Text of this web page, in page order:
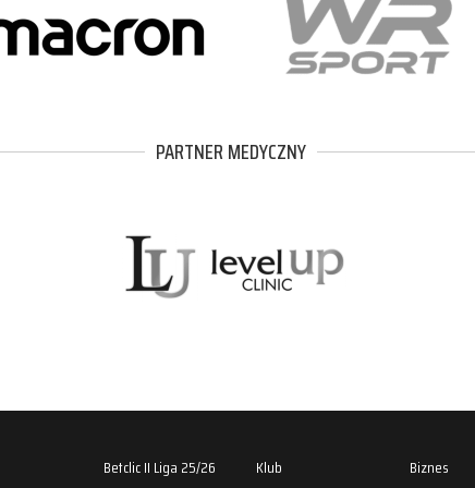
PARTNER MEDYCZNY
Betclic II Liga 25/26
Klub
Biznes